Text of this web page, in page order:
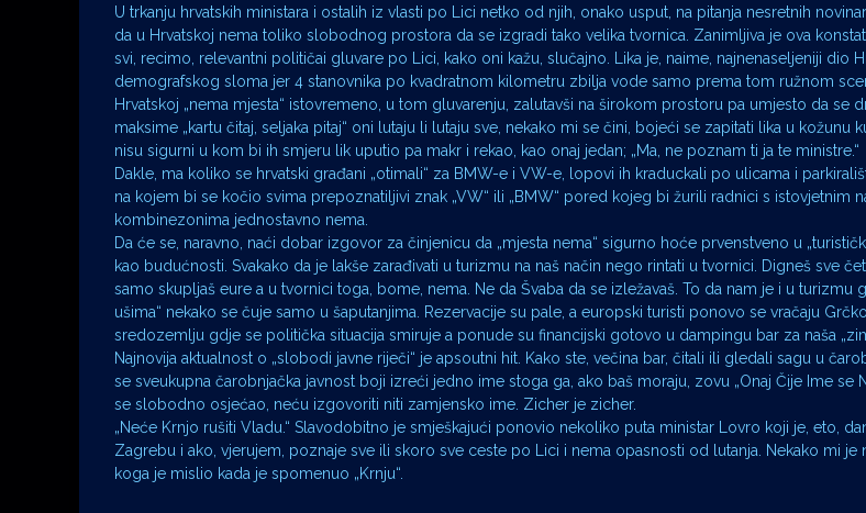
U trkanju hrvatskih ministara i ostalih iz vlasti po Lici netko od njih, onako usput, na pitanja nesretnih
da u Hrvatskoj nema toliko slobodnog prostora da se izgradi tako velika tvornica. Zanimljiva je ova
svi, recimo, relevantni političai gluvare po Lici, kako oni kažu, slučajno. Lika je, naime, najnenaseljeniji dio
demografskog sloma jer 4 stanovnika po kvadratnom kilometru zbilja vode samo prema tom ružnom
Hrvatskoj „nema mjesta“ istovremeno, u tom gluvarenju, zalutavši na širokom prostoru pa umjesto da se
maksime „kartu čitaj, seljaka pitaj“ oni lutaju li lutaju sve, nekako mi se čini, bojeći se zapitati lika u kožunu
nisu sigurni u kom bi ih smjeru lik uputio pa makr i rekao, kao onaj jedan; „Ma, ne poznam ti ja te ministre.“
Dakle, ma koliko se hrvatski građani „otimali“ za BMW-e i VW-e, lopovi ih kraduckali po ulicama i
na kojem bi se kočio svima prepoznatiljivi znak „VW“ ili „BMW“ pored kojeg bi žurili radnici s istovjetnim
kombinezonima jednostavno nema.
Da će se, naravno, naći dobar izgovor za činjenicu da „mjesta nema“ sigurno hoće prvenstveno u
kao budućnosti. Svakako da je lakše zarađivati u turizmu na naš način nego rintati u tvornici. Digneš sve
samo skupljaš eure a u tvornici toga, bome, nema. Ne da Švaba da se izležavaš. To da nam je i u turizmu
ušima“ nekako se čuje samo u šaputanjima. Rezervacije su pale, a europski turisti ponovo se vračaju
sredozemlju gdje se politička situacija smiruje a ponude su financijski gotovo u dampingu bar za naša
Najnovija aktualnost o „slobodi javne riječi“ je apsoutni hit. Kako ste, večina bar, čitali ili gledali sagu u
se sveukupna čarobnjačka javnost boji izreći jedno ime stoga ga, ako baš moraju, zovu „Onaj Čije Ime se
se slobodno osjećao, neću izgovoriti niti zamjensko ime. Zicher je zicher.
„Neće Krnjo rušiti Vladu.“ Slavodobitno je smješkajući ponovio nekoliko puta ministar Lovro koji je, eto,
Zagrebu i ako, vjerujem, poznaje sve ili skoro sve ceste po Lici i nema opasnosti od lutanja. Nekako mi je
koga je mislio kada je spomenuo „Krnju“.